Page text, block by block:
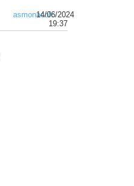
asmonacofc14/06/2024
19:37